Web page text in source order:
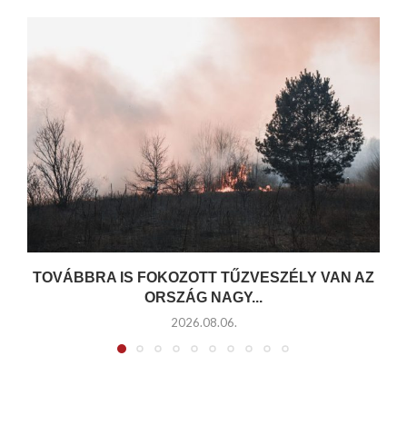
TOVÁBBRA IS FOKOZOTT TŰZVESZÉLY VAN AZ
ORSZÁG NAGY...
2026.08.06.